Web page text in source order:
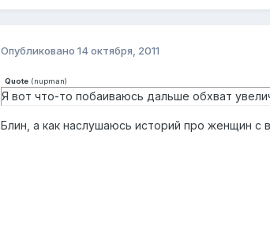
Опубликовано 14 октября, 2011
Quote (nupman)
Я вот что-то побаиваюсь дальше обхват
Блин, а как наслушаюсь историй про женщин с